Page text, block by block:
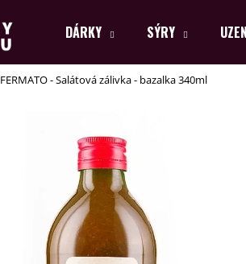
DÁRKY SÝRY
FERMATO - Salátová zálivka - bazalka 340ml